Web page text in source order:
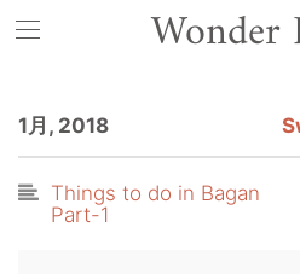
Wonder
1月, 2018
Things to do in Bagan
Part-1